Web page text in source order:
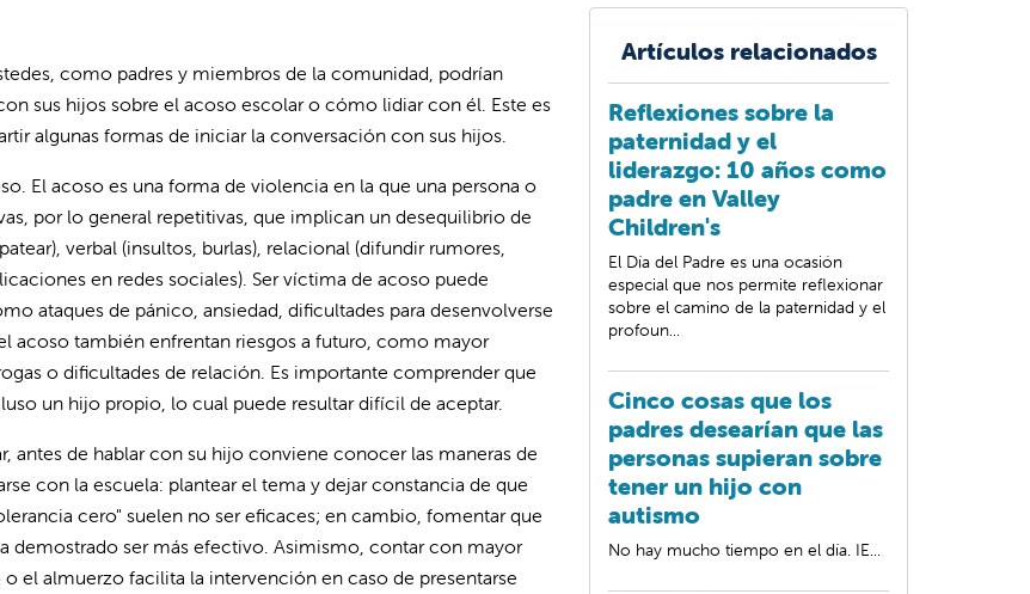
como padres y miembros de la comunidad, podrían
sus hijos sobre el acoso escolar o cómo lidiar con él. Este es
algunas formas de iniciar la conversación con sus hijos.
El acoso es una forma de violencia en la que una persona o
por lo general repetitivas, que implican un desequilibrio de
verbal (insultos, burlas), relacional (difundir rumores,
en redes sociales). Ser víctima de acoso puede
ataques de pánico, ansiedad, dificultades para desenvolverse
acoso también enfrentan riesgos a futuro, como mayor
o dificultades de relación. Es importante comprender que
un hijo propio, lo cual puede resultar difícil de aceptar.
antes de hablar con su hijo conviene conocer las maneras de
con la escuela: plantear el tema y dejar constancia de que
cero" suelen no ser eficaces; en cambio, fomentar que
demostrado ser más efectivo. Asimismo, contar con mayor
el almuerzo facilita la intervención en caso de presentarse
Artículos relacionados
Reflexiones sobre la
paternidad y el
liderazgo: 10 años como
padre en Valley
Children's
El Día del Padre es una ocasión
especial que nos permite reflexionar
sobre el camino de la paternidad y el
profoun...
Cinco cosas que los
padres desearían que las
personas supieran sobre
tener un hijo con
autismo
No hay mucho tiempo en el día. IE...